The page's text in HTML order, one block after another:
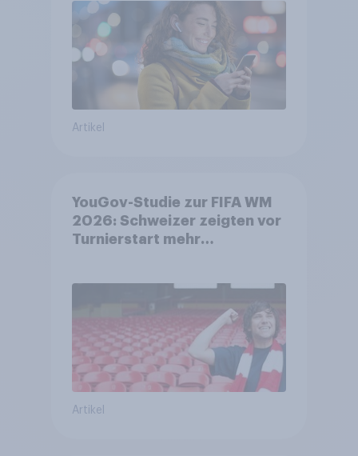
Artikel
YouGov-Studie zur FIFA WM
2026: Schweizer zeigten vor
Turnierstart mehr
Artikel